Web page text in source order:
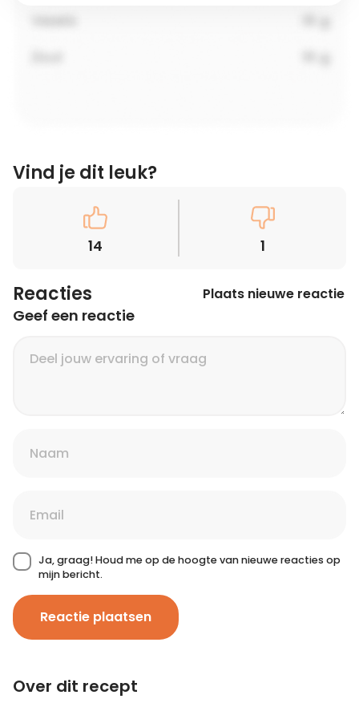
Vind je dit leuk?
14 1
Reacties Plaats nieuwe reactie
Geef een reactie
Ja, graag! Houd me op de hoogte van nieuwe reacties op
mijn bericht.
Reactie plaatsen
Over dit recept